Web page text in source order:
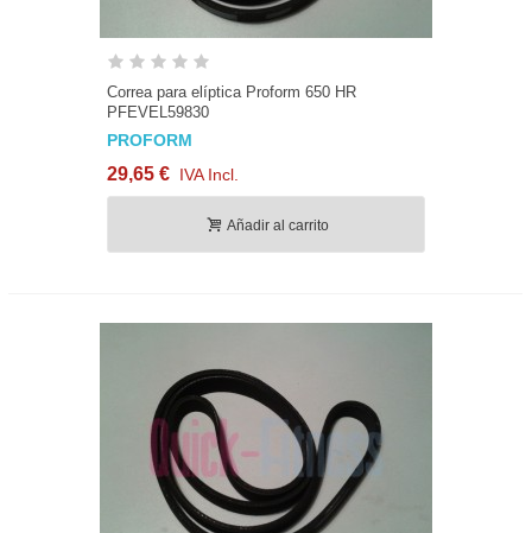
Correa para elíptica Proform 650 HR
PFEVEL59830
PROFORM
29,65 € IVA Incl.
Añadir al carrito